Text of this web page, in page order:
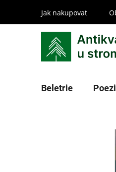
obsah
Jak nakupovat
Beletrie